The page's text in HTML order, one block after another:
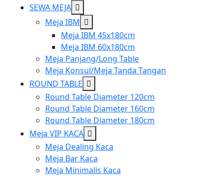
SEWA MEJA Show
sub
menu
Meja IBM Show
sub
menu
Meja IBM 45x180cm
Meja IBM 60x180cm
Meja Panjang/Long Table
Meja Konsul/Meja Tanda Tangan
ROUND TABLE Show
sub
menu
Round Table Diameter 120cm
Round Table Diameter 160cm
Round Table Diameter 180cm
Meja VIP KACA Show
sub
menu
Meja Dealing Kaca
Meja Bar Kaca
Meja Minimalis Kaca